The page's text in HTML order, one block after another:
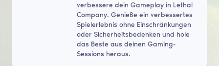
verbessere dein Gameplay in Lethal
Company. Genieße ein verbessertes
Spielerlebnis ohne Einschränkungen
oder Sicherheitsbedenken und hole
das Beste aus deinen Gaming-
Sessions heraus.